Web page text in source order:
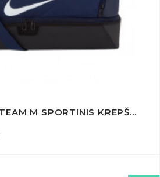
NIKE ACADEMY TEAM M SPORTINIS KREPŠYS